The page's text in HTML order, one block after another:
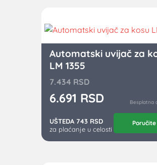
Automatski uvijač za
LM 1355
7.434 RSD
6.691 RSD Besplatna
UŠTEDA 743 RSD
za plaćanje u celosti
Poručite